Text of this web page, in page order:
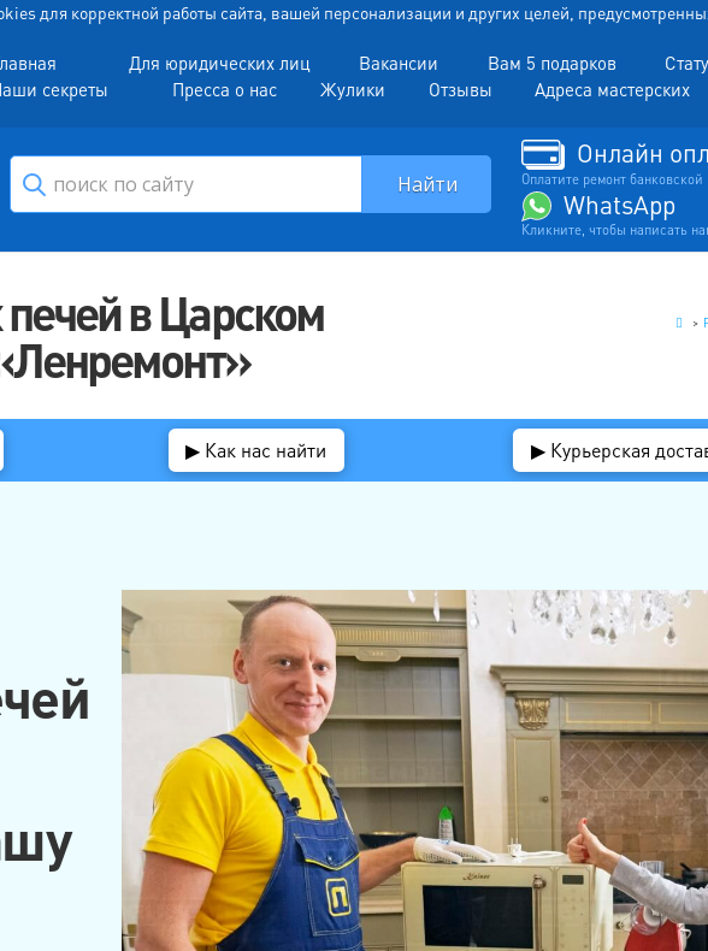
для корректной работы сайта, вашей персонализации и других целей,
Для юридических лиц Вакансии Вам 5 подарков
секреты
Пресса о нас Жулики Отзывы Адреса мастерских
Онлайн
Оплатите ремонт банковской
WhatsApp
Кликните, чтобы написать
в Царском >
▶ Как нас найти ▶ Курьерская